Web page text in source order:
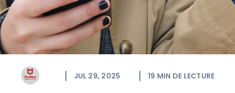
JUL 29, 2025 19 MIN DE LECTURE